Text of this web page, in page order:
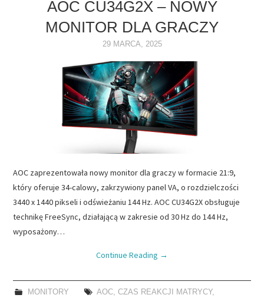
MONITORY
NAPĘDY
OPROGRAMOWANIE
INTERNET
AOC CU34G2X – NOWY
MONITOR DLA GRACZY
29 MARCA, 2025
AOC zaprezentowała nowy monitor dla graczy w formacie 21:9,
który oferuje 34-calowy, zakrzywiony panel VA, o rozdzielczości
3440 x 1440 pikseli i odświeżaniu 144 Hz. AOC CU34G2X obsługuje
technikę FreeSync, działającą w zakresie od 30 Hz do 144 Hz,
wyposażony…
Continue Reading →
MONITORY AOC, CZAS REAKCJI MATRYCY,